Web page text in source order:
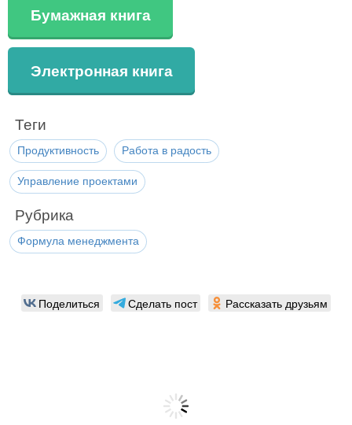
Бумажная книга
Электронная книга
Теги
Продуктивность Работа в радость
Управление проектами
Рубрика
Формула менеджмента
Поделиться Сделать пост Рассказать друзьям